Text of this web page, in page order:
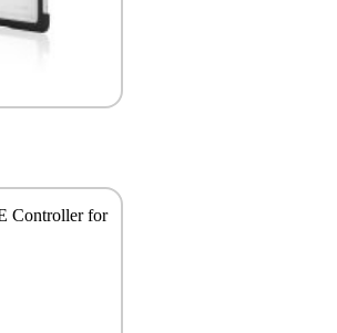
Controller for